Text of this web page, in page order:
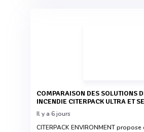
COMPARAISON DES SOLUTIONS DE STOCKAGE D'EAU
INCENDIE CITERPACK ULTRA ET
Il y a 6 jours
CITERPACK ENVIRONMENT